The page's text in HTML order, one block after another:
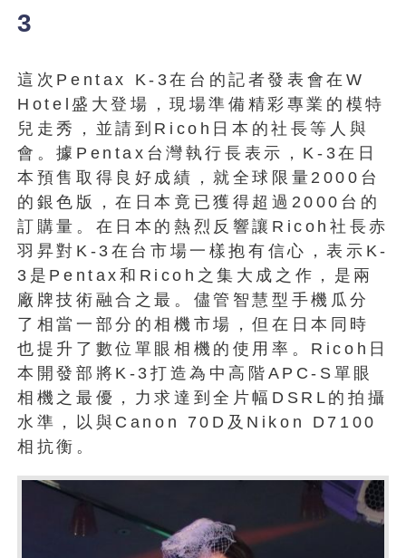
3
這次Pentax K-3在台的記者發表會在W
Hotel盛大登場，現場準備精彩專業的模特
兒走秀，並請到Ricoh日本的社長等人與
會。據Pentax台灣執行長表示，K-3在日
本預售取得良好成績，就全球限量2000台
的銀色版，在日本竟已獲得超過2000台的
訂購量。在日本的熱烈反響讓Ricoh社長赤
羽昇對K-3在台市場一樣抱有信心，表示K-
3是Pentax和Ricoh之集大成之作，是兩
廠牌技術融合之最。儘管智慧型手機瓜分
了相當一部分的相機市場，但在日本同時
也提升了數位單眼相機的使用率。Ricoh日
本開發部將K-3打造為中高階APC-S單眼
相機之最優，力求達到全片幅DSRL的拍攝
水準，以與Canon 70D及Nikon D7100
相抗衡。